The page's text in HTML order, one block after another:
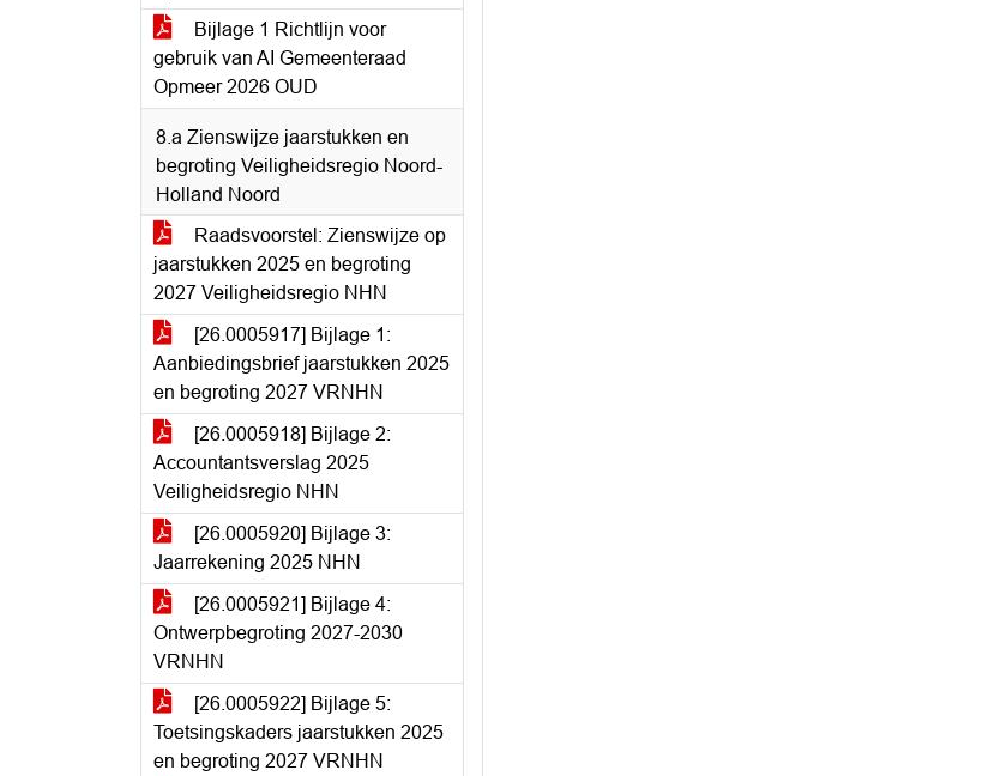
Bijlage 1 Richtlijn voor
gebruik van AI Gemeenteraad
Opmeer 2026 OUD
8.a Zienswijze jaarstukken en
begroting Veiligheidsregio Noord-
Holland Noord
Raadsvoorstel: Zienswijze op
jaarstukken 2025 en begroting
2027 Veiligheidsregio NHN
[26.0005917] Bijlage 1:
Aanbiedingsbrief jaarstukken 2025
en begroting 2027 VRNHN
[26.0005918] Bijlage 2:
Accountantsverslag 2025
Veiligheidsregio NHN
[26.0005920] Bijlage 3:
Jaarrekening 2025 NHN
[26.0005921] Bijlage 4:
Ontwerpbegroting 2027-2030
VRNHN
[26.0005922] Bijlage 5:
Toetsingskaders jaarstukken 2025
en begroting 2027 VRNHN